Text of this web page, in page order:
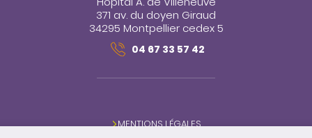
371 av. du doyen Giraud
34295 Montpellier cedex 5
04 67 33 57 42
MENTIONS LÉGALES